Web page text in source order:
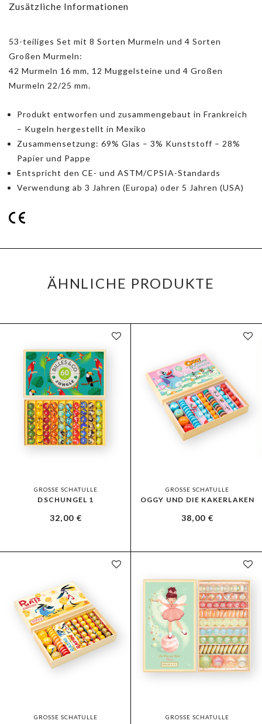
Zusätzliche Informationen
53-teiliges Set mit 8 Sorten Murmeln und 4 Sorten
Großen Murmeln:
42 Murmeln 16 mm, 12 Muggelsteine und 4 Großen
Murmeln 22/25 mm.
Produkt entworfen und zusammengebaut in Frankreich
– Kugeln hergestellt in Mexiko
Zusammensetzung: 69% Glas – 3% Kunststoff – 28%
Papier und Pappe
Entspricht den CE- und ASTM/CPSIA-Standards
Verwendung ab 3 Jahren (Europa) oder 5 Jahren (USA)
ÄHNLICHE PRODUKTE
GROSSE SCHATULLE
DSCHUNGEL 1
32,00€
GROSSE SCHATULLE
OGGY UND DIE KAKERLAKEN
38,00€
GROSSE SCHATULLE GROSSE SCHATULLE